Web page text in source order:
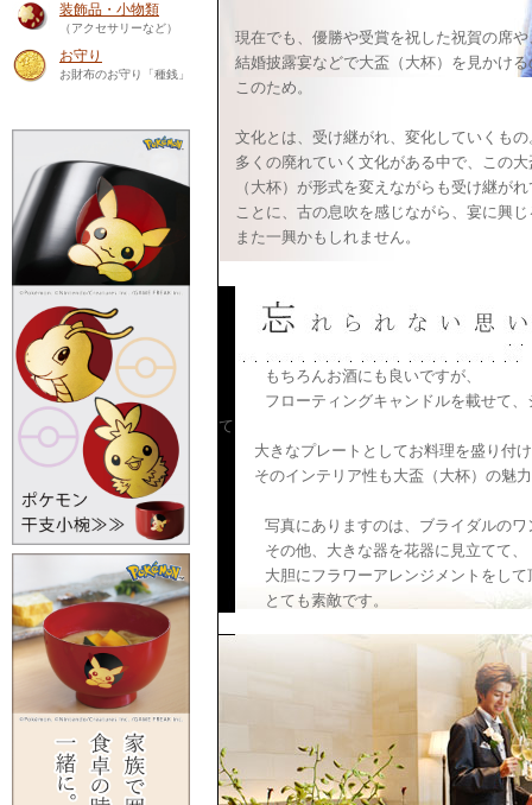
装飾品・小物類
（アクセサリーなど）
お守り
お財布のお守り「種銭」
現在でも、優勝や受賞を祝した祝賀の席や
結婚披露宴などで大盃（大杯）を見かける
このため。
文化とは、受け継がれ、変化していくもの
多くの廃れていく文化がある中で、この大
（大杯）が形式を変えながらも受け継がれ
ことに、古の息吹を感じながら、宴に興じ
また一興かもしれません。
もちろんお酒にも良いですが、
フローティングキャンドルを載せて、
て
大きなプレートとしてお料理を盛り付
そのインテリア性も大盃（大杯）の魅力
写真にありますのは、ブライダルのワ
その他、大きな器を花器に見立てて、
大胆にフラワーアレンジメントをして
とても素敵です。